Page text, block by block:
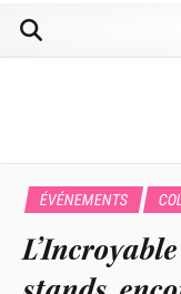
ÉVÉNEMENTS